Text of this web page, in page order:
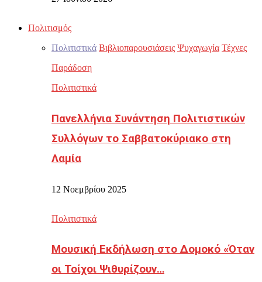
Πολιτισμός
Πολιτιστικά Βιβλιοπαρουσιάσεις Ψυχαγωγία Τέχνες
Παράδοση
Πολιτιστικά
Πανελλήνια Συνάντηση Πολιτιστικών
Συλλόγων το Σαββατοκύριακο στη
Λαμία
12 Νοεμβρίου 2025
Πολιτιστικά
Μουσική Εκδήλωση στο Δομοκό «Όταν
οι Τοίχοι Ψιθυρίζουν…